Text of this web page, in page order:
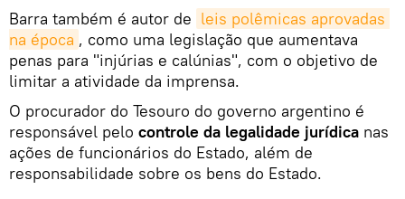
Barra também é autor de leis polêmicas aprovadas
na época , como uma legislação que aumentava
penas para "injúrias e calúnias", com o objetivo de
limitar a atividade da imprensa.
O procurador do Tesouro do governo argentino é
responsável pelo controle da legalidade jurídica nas
ações de funcionários do Estado, além de
responsabilidade sobre os bens do Estado.